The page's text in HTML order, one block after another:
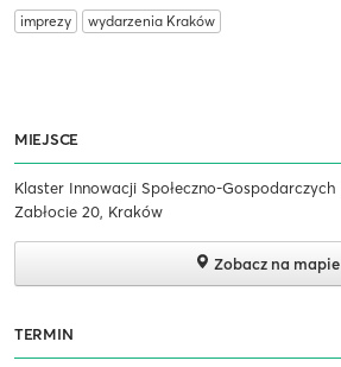
imprezy wydarzenia Kraków
MIEJSCE
Klaster Innowacji Społeczno-Gospodarczych
Zabłocie 20, Kraków
Zobacz na mapie
TERMIN